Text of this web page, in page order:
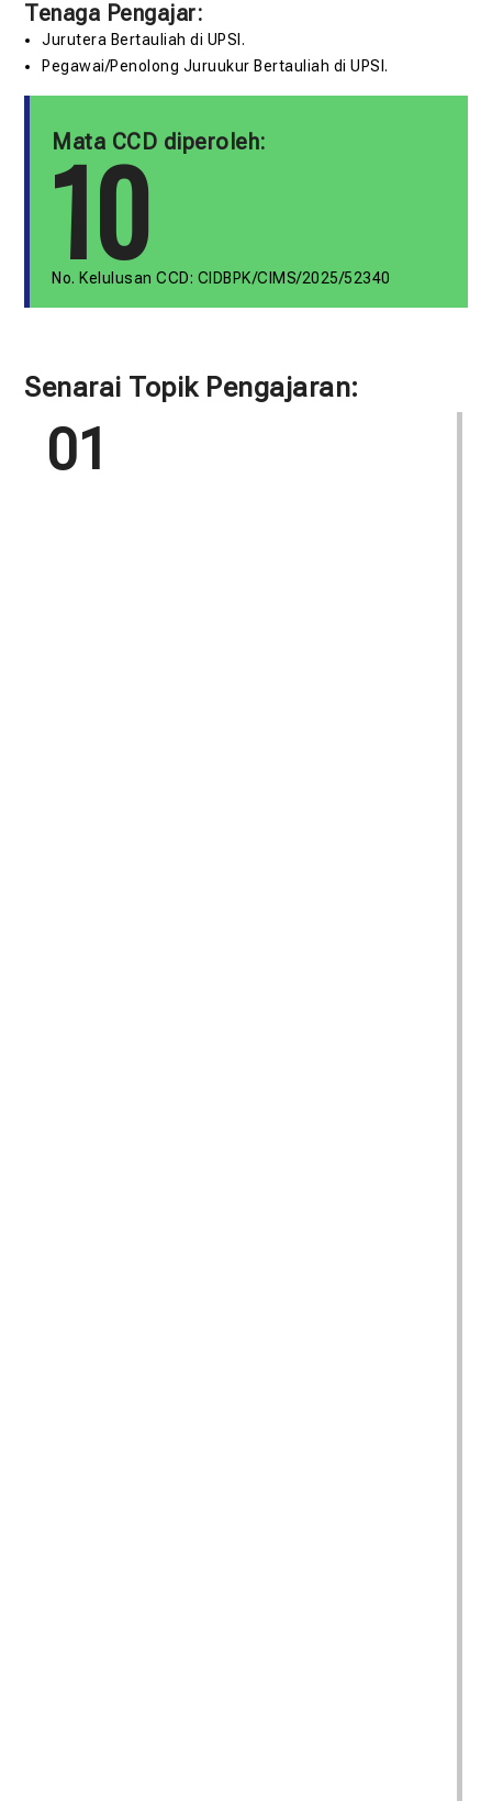
Tenaga Pengajar:
Jurutera Bertauliah di UPSI.
Pegawai/Penolong Juruukur Bertauliah di UPSI.
Mata CCD diperoleh:
10
No. Kelulusan CCD: CIDBPK/CIMS/2025/52340
Senarai Topik Pengajaran:
01